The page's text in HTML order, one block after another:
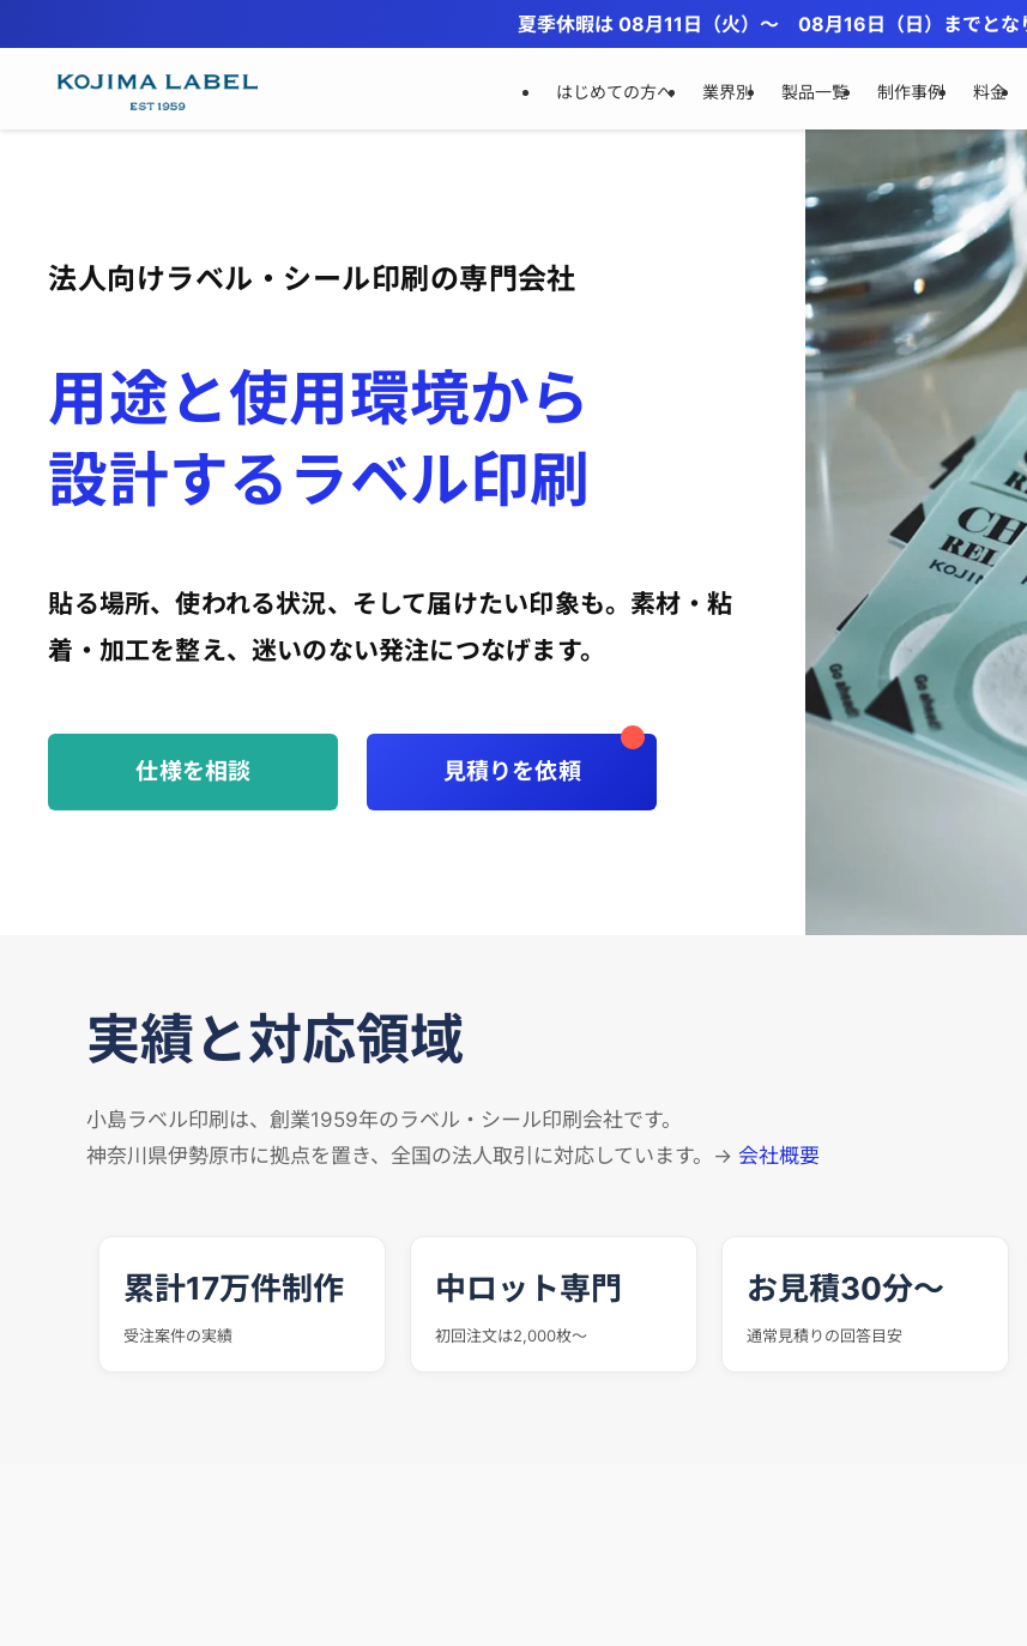
夏季休暇は 08月11日（火）〜 08月16日（日）までとな
はじめての方へ 業界別 製品一覧 制作事例 料金
法人向けラベル・シール印刷の専門会社
用途と使用環境から
設計するラベル印刷
貼る場所、使われる状況、そして届けたい印象も。素材・粘
着・加工を整え、迷いのない発注につなげます。
仕様を相談 見積りを依頼
実績と対応領域
小島ラベル印刷は、創業1959年のラベル・シール印刷会社です。
神奈川県伊勢原市に拠点を置き、全国の法人取引に対応しています。→ 会社概要
累計17万件制作
受注案件の実績
中ロット専門
初回注文は2,000枚～
お見積30分〜
通常見積りの回答目安